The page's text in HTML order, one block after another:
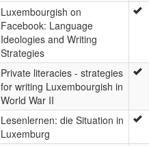
Luxembourgish on
Facebook: Language
Ideologies and Writing
Strategies
Private literacies - strategies
for writing Luxembourgish in
World War II
Lesenlernen: die Situation in
Luxemburg